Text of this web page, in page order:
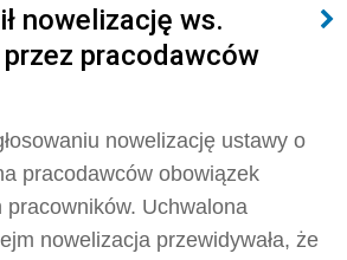
nowelizację ws.
pracodawców
nowelizację ustawy o
pracodawców obowiązek
pracowników. Uchwalona
nowelizacja przewidywała, że